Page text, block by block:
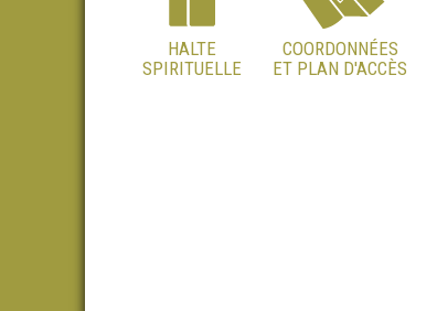
HALTE
SPIRITUELLE
COORDONNÉES
ET PLAN D'ACCÈS